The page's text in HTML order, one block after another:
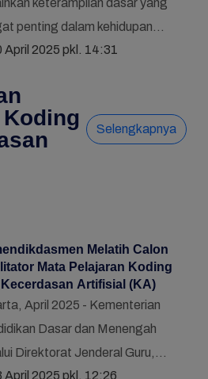
keterampilan dasar yang
penting dalam kehidupan
hari. Kemampuan memahami,
numerik menjadi kunci bagi
April 2025 pkl. 14:31
Koding
Selengkapnya
Melatih Calon
Mata Pelajaran Koding
Artifisial (KA)
April 2025 - Kementerian
Dasar dan Menengah
Direktorat Jenderal Guru,
Kependidikan dan Pendidikan
April 2025 pkl. 12:26